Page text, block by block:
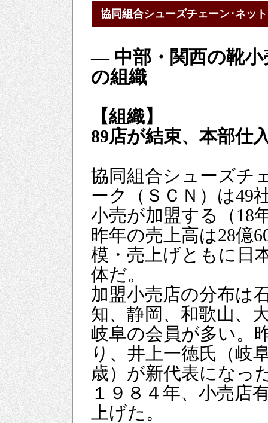
協同組合シューズチェーン･ネッ
― 中部・関西の靴小
の組織
【組織】
89店が結束、本部仕
協同組合シューズチ
ーク（ＳＣＮ）は49
小売が加盟する（18
昨年の売上高は28億
模・売上げともに日
体だ。
加盟小売店の分布は
知、静岡、和歌山、
岐阜の会員が多い。
り、井上一徳氏（岐
歳）が新代表になっ
１９８４年、小売店
上げた。